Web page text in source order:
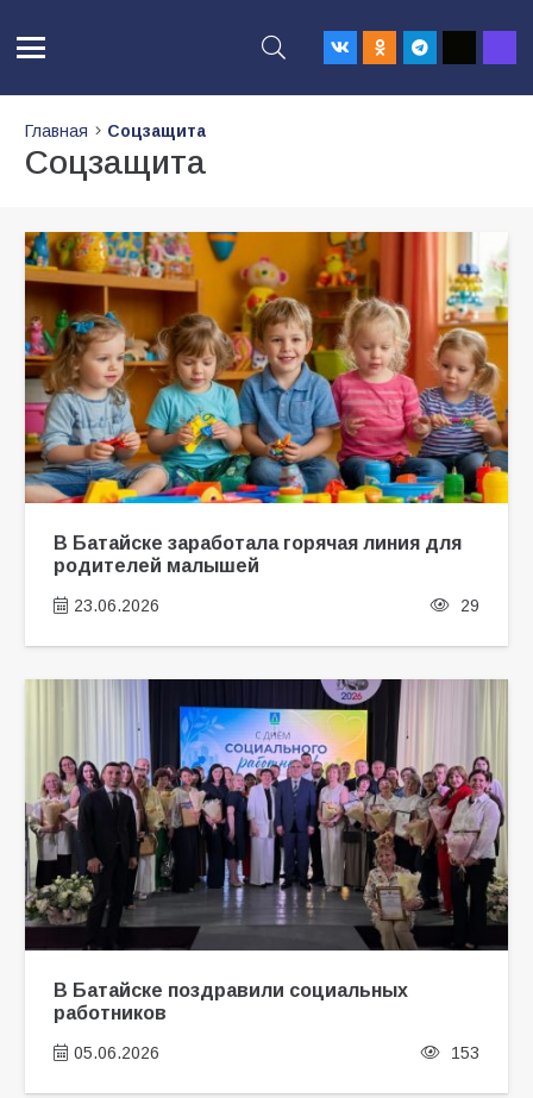
Главная Соцзащита
Соцзащита
В Батайске заработала горячая линия для
родителей малышей
23.06.2026 29
В Батайске поздравили социальных
работников
05.06.2026 153